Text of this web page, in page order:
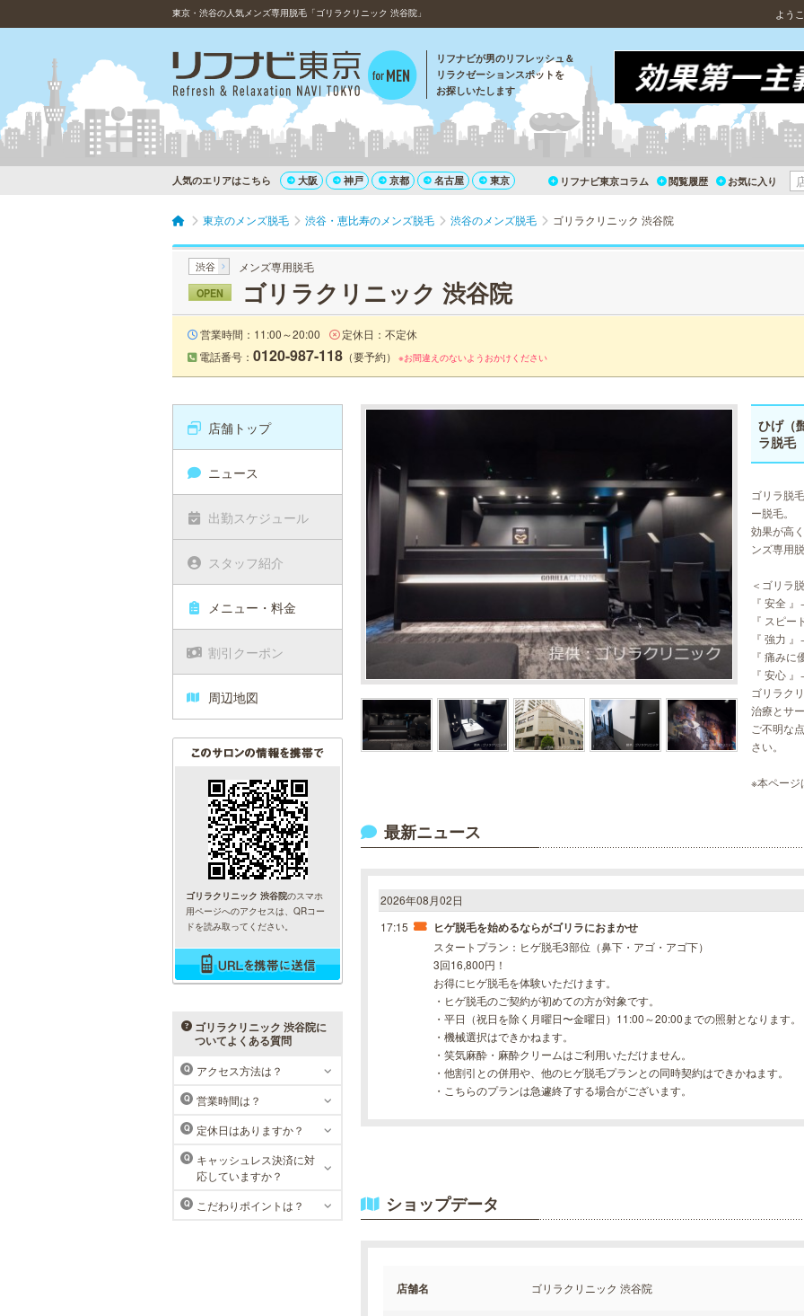
東京・渋谷の人気メンズ専用脱毛「ゴリラクリニック 渋谷院」 よう
リフナビが男のリフレッシュ＆
リラクゼーションスポットを
お探しいたします
人気のエリアはこちら 大阪 神戸 京都 名古屋 東京 リフナビ東京コラム 閲覧履歴 お気に入り
東京のメンズ脱毛 渋谷・恵比寿のメンズ脱毛 渋谷のメンズ脱毛 ゴリラクリニック 渋谷院
渋谷 メンズ専用脱毛
OPEN ゴリラクリニック 渋谷院
営業時間：11:00～20:00
定休日：不定休
電話番号： 0120-987-118 （要予約） ※お間違えのないようおかけください
店舗トップ
ニュース
出勤スケジュール
スタッフ紹介
メニュー・料金
割引クーポン
周辺地図
ゴリラクリニック 渋谷院のスマホ
用ページへのアクセスは、QRコー
ドを読み取ってください。
ゴリラクリニック 渋谷院に
ついてよくある質問
Q アクセス方法は？
Q 営業時間は？
Q 定休日はありますか？
Q
キャッシュレス決済に対
応していますか？
Q こだわりポイントは？
ひげ（
ラ脱毛
ゴリラ脱
ー脱毛。
効果が高
ンズ専用
＜ゴリラ
『 安全
『 スピ
『 強力
『 痛み
『 安心
ゴリラク
治療とサ
ご不明な
さい。
※本ページ
最新ニュース
2026年08月02日
17:15
ヒゲ脱毛を始めるならがゴリラにおまかせ
スタートプラン：ヒゲ脱毛3部位（鼻下・アゴ・アゴ下）
3回16,800円！
お得にヒゲ脱毛を体験いただけます。
・ヒゲ脱毛のご契約が初めての方が対象です。
・平日（祝日を除く月曜日〜金曜日）11:00～20:00までの照射となります。
・機械選択はできかねます。
・笑気麻酔・麻酔クリームはご利用いただけません。
・他割引との併用や、他のヒゲ脱毛プランとの同時契約はできかねます。
・こちらのプランは急遽終了する場合がございます。
ショップデータ
店舗名 ゴリラクリニック 渋谷院